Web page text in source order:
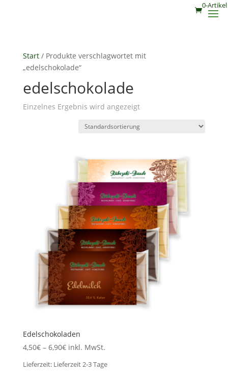
0-Artikel
Start/ Produkte verschlagwortet mit
„edelschokolade“
edelschokolade
Einzelnes Ergebnis wird angezeigt
Edelschokoladen
4,50€– 6,90€ inkl. MwSt.
Lieferzeit: Lieferzeit 2-3 Tage